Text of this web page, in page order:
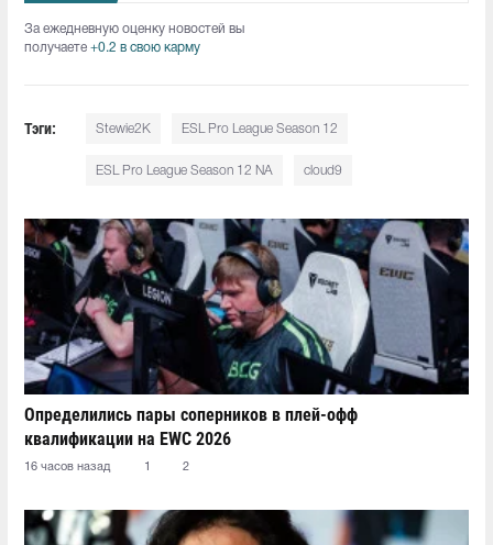
За ежедневную оценку новостей вы
получаете +0.2 в свою карму
Тэги: Stewie2K⁠ ESL Pro League Season 12
ESL Pro League Season 12 NA cloud9
Определились пары соперников в плей-офф
квалификации на EWC 2026
16 часов назад 1 2